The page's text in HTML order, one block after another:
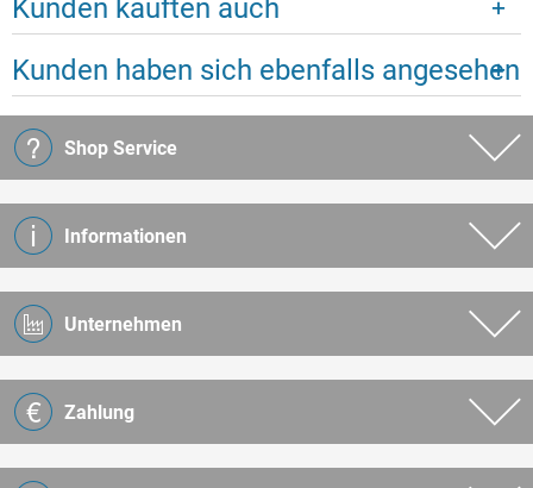
Kunden kauften auch
Kunden haben sich ebenfalls angesehen
Shop Service
Informationen
Unternehmen
Zahlung